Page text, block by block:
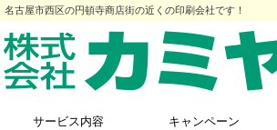
名古屋市西区の円頓寺商店街の近くの印刷会社です！
サービス内容 キャンペーン